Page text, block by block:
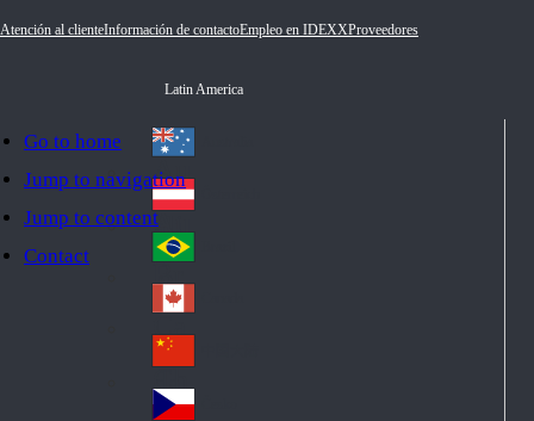
Go to home
Jump to navigation
Jump to content
Contact
Atención al clienteInformación de contactoEmpleo en IDEXXProveedores
Latin America
Au
str
ali
a
Au
stri
a
Br
azi
l
Ca
na
da
Ch
ina